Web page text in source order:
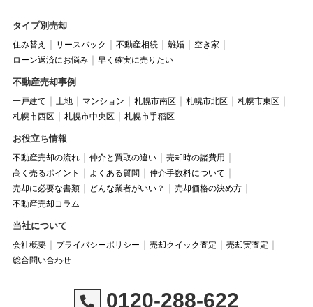
タイプ別売却
住み替え リースバック 不動産相続 離婚
空き家
ローン返済にお悩み
早く確実に売りたい
不動産売却事例
一戸建て 土地 マンション 札幌市南区 札幌市北区
札幌市東区
札幌市西区
札幌市中央区 札幌市手稲区
お役立ち情報
不動産売却の流れ 仲介と買取の違い
売却時の諸費用
高く売るポイント
よくある質問
仲介手数料について
売却に必要な書類
どんな業者がいい？
売却価格の決め方
不動産売却コラム
当社について
会社概要 プライバシーポリシー 売却クイック査定
売却実査定
総合問い合わせ
0120-288-622